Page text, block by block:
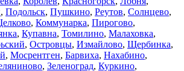
, Подольск, Пушкино, Реутов, Солнцево,
, Коммунарка, Пирогово,
, Купавна, Томилино, Малаховка,
, Островцы, Измайлово, Щербинка,
, Мосрентген, Барвиха, Нахабино,
, Зеленоград, Куркино,